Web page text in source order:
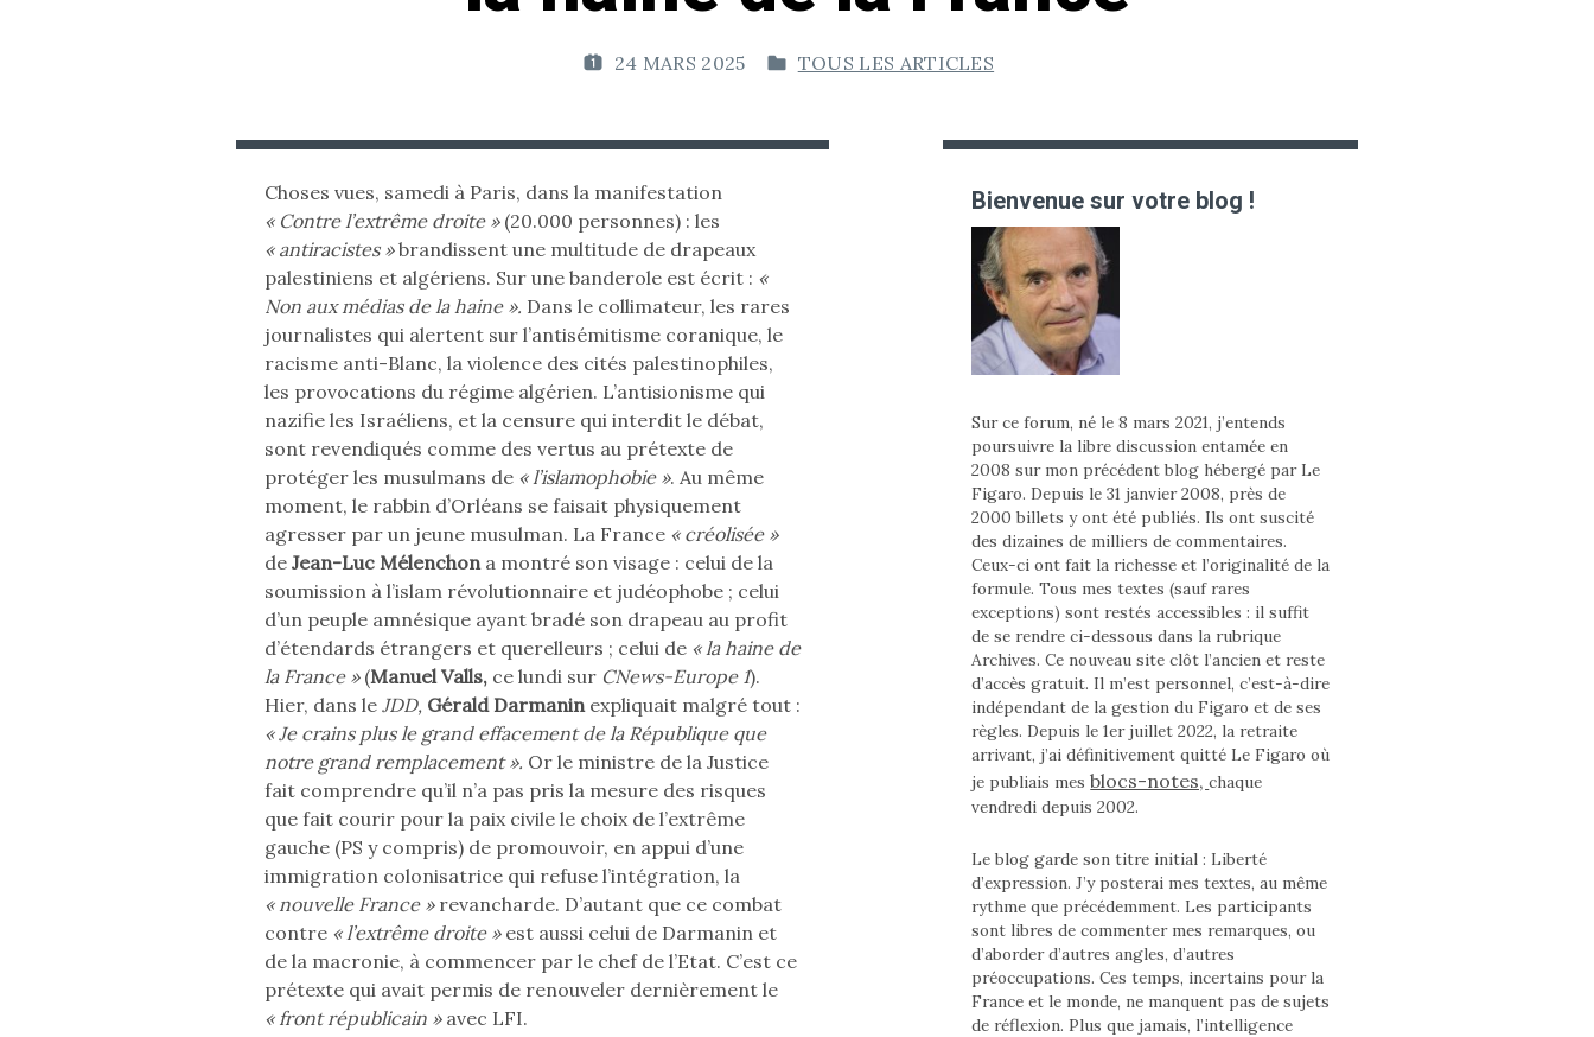
P
I
É
L
E
:
24 MARS 2025
P
A
N
S
TOUS LES ARTICLES
Choses vues, samedi à Paris, dans la manifestation
« Contre l’extrême droite » (20.000 personnes) : les
« antiracistes »brandissent une multitude de drapeaux
palestiniens et algériens. Sur une banderole est écrit : «
Non aux médias de la haine ». Dans le collimateur, les rares
journalistes qui alertent sur l’antisémitisme coranique, le
racisme anti-Blanc, la violence des cités palestinophiles,
les provocations du régime algérien. L’antisionisme qui
nazifie les Israéliens, et la censure qui interdit le débat,
sont revendiqués comme des vertus au prétexte de
protéger les musulmans de « l’islamophobie ». Au même
moment, le rabbin d’Orléans se faisait physiquement
agresser par un jeune musulman. La France « créolisée »
de Jean-Luc Mélenchona montré son visage : celui de la
soumission à l’islam révolutionnaire et judéophobe ; celui
d’un peuple amnésique ayant bradé son drapeau au profit
d’étendards étrangers et querelleurs ; celui de « la haine de
la France » (Manuel Valls,ce lundi sur CNews-Europe 1).
Hier, dans le JDD, Gérald Darmanin expliquait malgré tout :
« Je crains plus le grand effacement de la République que
notre grand remplacement ». Or le ministre de la Justice
fait comprendre qu’il n’a pas pris la mesure des risques
que fait courir pour la paix civile le choix de l’extrême
gauche (PS y compris) de promouvoir, en appui d’une
immigration colonisatrice qui refuse l’intégration, la
« nouvelle France »revancharde. D’autant que ce combat
contre « l’extrême droite » est aussi celui de Darmanin et
de la macronie, à commencer par le chef de l’Etat. C’est ce
prétexte qui avait permis de renouveler dernièrement le
« front républicain »avec LFI.
Bienvenue sur votre blog !
Sur ce forum, né le 8 mars 2021, j’entends
poursuivre la libre discussion entamée en
2008 sur mon précédent blog hébergé par Le
Figaro. Depuis le 31 janvier 2008, près de
2000 billets y ont été publiés. Ils ont suscité
des dizaines de milliers de commentaires.
Ceux-ci ont fait la richesse et l’originalité de la
formule. Tous mes textes (sauf rares
exceptions) sont restés accessibles : il suffit
de se rendre ci-dessous dans la rubrique
Archives. Ce nouveau site clôt l’ancien et reste
d’accès gratuit. Il m’est personnel, c’est-à-dire
indépendant de la gestion du Figaro et de ses
règles. Depuis le 1er juillet 2022, la retraite
arrivant, j’ai définitivement quitté Le Figaro où
je publiais mesblocs-notes,chaque
vendredi depuis 2002.
Le blog garde son titre initial : Liberté
d’expression. J’y posterai mes textes, au même
rythme que précédemment. Les participants
sont libres de commenter mes remarques, ou
d’aborder d’autres angles, d’autres
préoccupations. Ces temps, incertains pour la
France et le monde, ne manquent pas de sujets
de réflexion. Plus que jamais, l’intelligence